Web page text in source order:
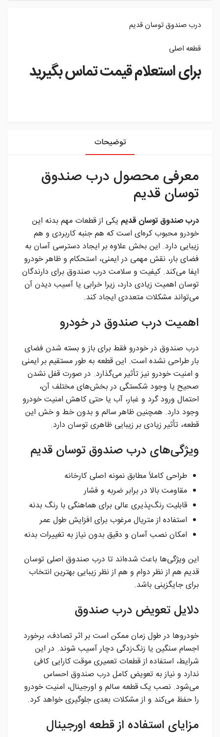
درب صندوق توسان قدیم
قطعه اصلی
برای استعلام قیمت تماس بگیرید
توضیحات
معرفی محصول درب صندوق
توسان قدیم
درب صندوق توسان قدیم یکی از قطعات مهم بدنه این
خودرو محبوب کره‌ای است که هم جنبه کاربردی و هم
زیبایی دارد. این بخش علاوه بر ایجاد دسترسی آسان به
فضای بار، نقش مهمی در ایمنی، استحکام و ظاهر خودرو
ایفا می‌کند. کیفیت و سلامت درب صندوق برای دارندگان
توسان اهمیت زیادی دارد، زیرا خرابی یا آسیب دیدن آن
می‌تواند مشکلات متعددی ایجاد کند.
اهمیت درب صندوق در خودرو
درب صندوق در خودرو فقط برای باز و بسته شدن فضای
بار طراحی نشده است. این قطعه به طور مستقیم بر ایمنی
و امنیت خودرو نیز تأثیر می‌گذارد. در صورت قفل نشدن
صحیح یا وجود شکستگی در بخش‌های مختلف آن،
احتمال ورود گرد و غبار، آب یا حتی کاهش امنیت خودرو
وجود دارد. همچنین ظاهر سالم و بدون خط و خش این
قطعه، تأثیر زیادی بر زیبایی ظاهری توسان دارد.
ویژگی‌های درب صندوق توسان قدیم
طراحی کاملاً مطابق نمونه اصلی کارخانه
مقاومت بالا در برابر ضربه و فشار
قابلیت رنگ‌پذیری عالی برای هماهنگی با رنگ بدنه
استفاده از متریال مرغوب برای افزایش طول عمر
امکان نصب آسان و دقیق بدون نیاز به تغییرات بدنه
این ویژگی‌ها باعث شده‌اند تا درب صندوق اصلی توسان
قدیم هم از نظر دوام و هم از نظر زیبایی بهترین انتخاب
برای جایگزینی باشد.
دلایل تعویض درب صندوق
خودروها در طول زمان ممکن است بر اثر تصادف، برخورد
اجسام سنگین یا زنگ‌زدگی دچار آسیب شوند. در این
شرایط، استفاده از قطعات تعمیری موقت کارایی کافی
ندارد و نیاز به تعویض کامل درب صندوق احساس
می‌شود. نصب یک قطعه سالم و اورجینال، امنیت خودرو
را حفظ می‌کند و از مشکلات بعدی جلوگیری خواهد کرد.
مزایای استفاده از قطعه اورجینال